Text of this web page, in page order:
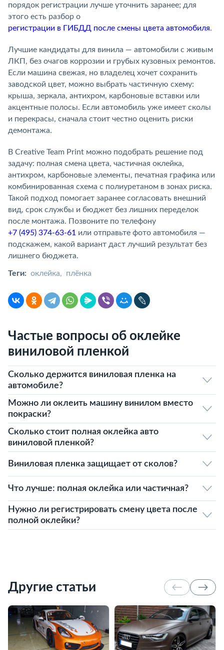
порядок регистрации лучше уточнить заранее; для
этого есть разбор о
регистрации в ГИБДД после смены цвета автомобиля.
Лучшие кандидаты для винила — автомобили с живым
ЛКП, без очагов коррозии и грубых кузовных ремонтов.
Если машина свежая, но владелец хочет сохранить
заводской цвет, можно выбрать частичную схему:
крыша, зеркала, антихром, карбоновые вставки или
акцентные полосы. Если автомобиль уже имеет сколы
и перекрасы, сначала стоит честно оценить риски
демонтажа.
В Creative Team Print можно подобрать решение под
задачу: полная смена цвета, частичная оклейка,
антихром, карбоновые элементы, печатная графика или
комбинированная схема с полиуретаном в зонах риска.
Такой подход помогает заранее согласовать внешний
вид, срок службы и бюджет без лишних переделок
после монтажа. Позвоните по телефону
+7 (495) 374-63-61 или отправьте фото автомобиля —
подскажем, какой вариант даст лучший результат без
лишнего бюджета.
Теги: оклейка плёнка
Частые вопросы об оклейке
виниловой пленкой
Сколько держится виниловая пленка на
автомобиле?
Можно ли оклеить машину винилом вместо
покраски?
Сколько стоит полная оклейка авто
виниловой пленкой?
Виниловая пленка защищает от сколов?
Что лучше: полная оклейка или частичная?
Нужно ли регистрировать смену цвета после
полной оклейки?
Другие статьи